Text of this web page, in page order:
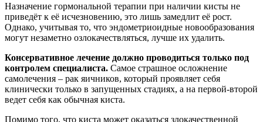
Назначение гормональной терапии при наличии кисты не
приведёт к её исчезновению, это лишь замедлит её рост.
Однако, учитывая то, что эндометриоидные новообразования
могут незаметно озлокачествляться, лучше их удалить.
Консервативное лечение должно проводиться только под
контролем специалиста. Самое страшное осложнение
самолечения – рак яичников, который проявляет себя
клинически только в запущенных стадиях, а на первой-второй
ведет себя как обычная киста.
Помимо того, что киста может оказаться злокачественной